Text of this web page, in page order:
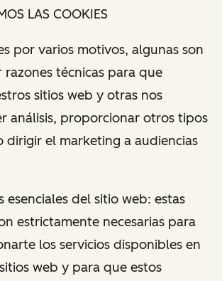
LAS COOKIES
por varios motivos, algunas son
razones técnicas para que
sitios web y otras nos
análisis, proporcionar otros tipos
dirigir el marketing a audiencias
esenciales del sitio web: estas
estrictamente necesarias para
los servicios disponibles en
web y para que estos